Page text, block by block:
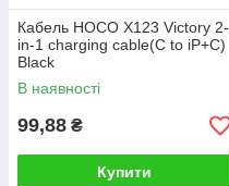
Кабель HOCO X123 Victory 2-
in-1 charging cable(C to iP+C)
Black
В наявності
99,88 ₴
Купити